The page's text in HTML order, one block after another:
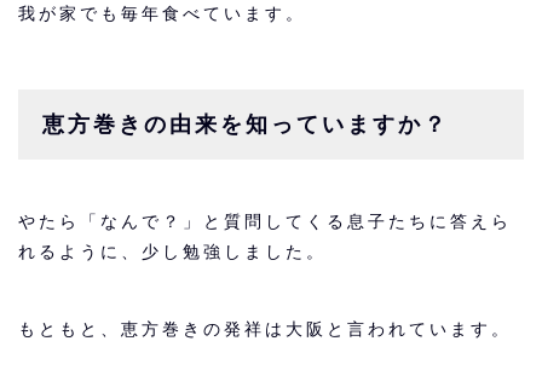
我が家でも毎年食べています。
恵方巻きの由来を知っていますか？
やたら「なんで？」と質問してくる息子たちに答えら
れるように、少し勉強しました。
もともと、恵方巻きの発祥は大阪と言われています。